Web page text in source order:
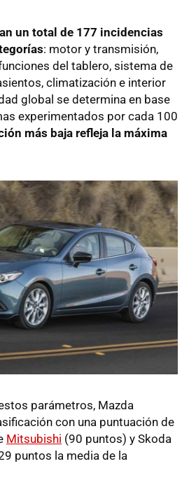
un total de 177 incidencias
: motor y transmisión,
del tablero, sistema de
climatización e interior
global se determina en base
experimentados por cada 100
más baja refleja la máxima
parámetros, Mazda
con una puntuación de
Mitsubishi (90 puntos) y Skoda
puntos la media de la